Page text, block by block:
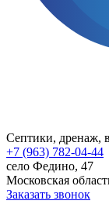
Септики, дренаж,
+7 (963) 782-04-44
село Федино, 47
Московская
Заказать звонок